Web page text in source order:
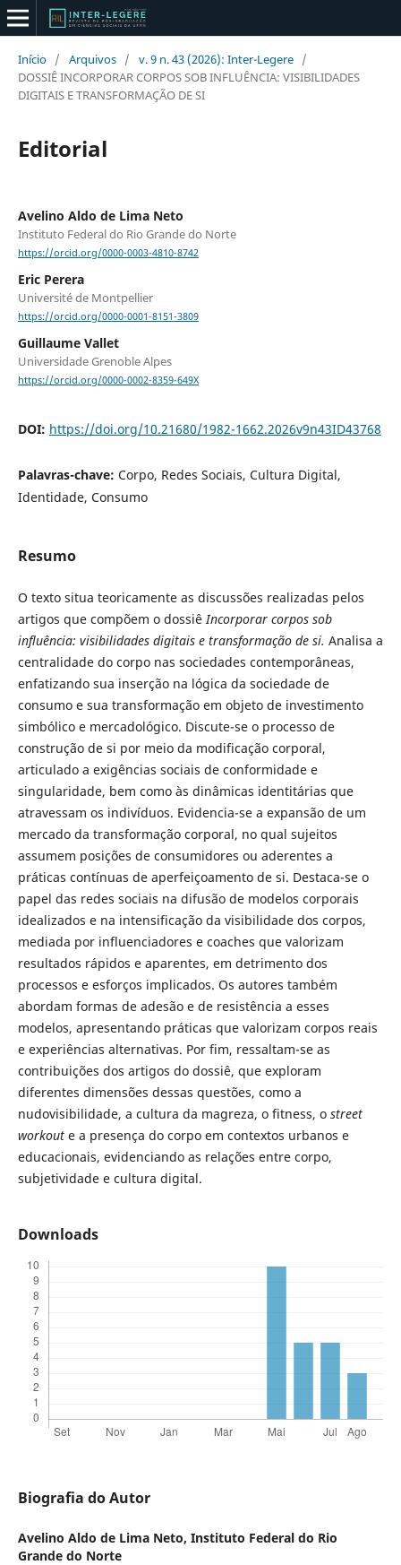
Início / Arquivos / v. 9 n. 43 (2026): Inter-Legere /
DOSSIÊ INCORPORAR CORPOS SOB INFLUÊNCIA: VISIBILIDADES
DIGITAIS E TRANSFORMAÇÃO DE SI
Editorial
Avelino Aldo de Lima Neto
Instituto Federal do Rio Grande do Norte
https://orcid.org/0000-0003-4810-8742
Eric Perera
Université de Montpellier
https://orcid.org/0000-0001-8151-3809
Guillaume Vallet
Universidade Grenoble Alpes
https://orcid.org/0000-0002-8359-649X
DOI: https://doi.org/10.21680/1982-1662.2026v9n43ID43768
Palavras-chave: Corpo, Redes Sociais, Cultura Digital,
Identidade, Consumo
Resumo
O texto situa teoricamente as discussões realizadas pelos
artigos que compõem o dossiê Incorporar corpos sob
influência: visibilidades digitais e transformação de si. Analisa a
centralidade do corpo nas sociedades contemporâneas,
enfatizando sua inserção na lógica da sociedade de
consumo e sua transformação em objeto de investimento
simbólico e mercadológico. Discute-se o processo de
construção de si por meio da modificação corporal,
articulado a exigências sociais de conformidade e
singularidade, bem como às dinâmicas identitárias que
atravessam os indivíduos. Evidencia-se a expansão de um
mercado da transformação corporal, no qual sujeitos
assumem posições de consumidores ou aderentes a
práticas contínuas de aperfeiçoamento de si. Destaca-se o
papel das redes sociais na difusão de modelos corporais
idealizados e na intensificação da visibilidade dos corpos,
mediada por influenciadores e coaches que valorizam
resultados rápidos e aparentes, em detrimento dos
processos e esforços implicados. Os autores também
abordam formas de adesão e de resistência a esses
modelos, apresentando práticas que valorizam corpos reais
e experiências alternativas. Por fim, ressaltam-se as
contribuições dos artigos do dossiê, que exploram
diferentes dimensões dessas questões, como a
nudovisibilidade, a cultura da magreza, o fitness, o street
workoute a presença do corpo em contextos urbanos e
educacionais, evidenciando as relações entre corpo,
subjetividade e cultura digital.
Downloads
Biografia do Autor
Avelino Aldo de Lima Neto, Instituto Federal do Rio
Grande do Norte